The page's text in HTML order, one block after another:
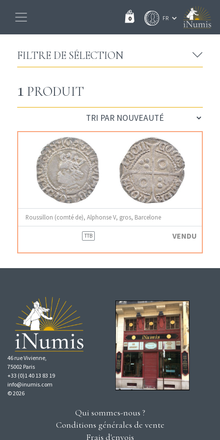
0
FILTRE DE SÉLECTION
1 PRODUIT
Roussillon (comté de), Alphonse V, gros, Barcelone
TTB VENDU
46 rue Vivienne,
75002 Paris
+33 (0)1 40 13 83 19
info@inumis.com
© 2026
Qui sommes-nous ?
Conditions générales de vente
Frais d'envois